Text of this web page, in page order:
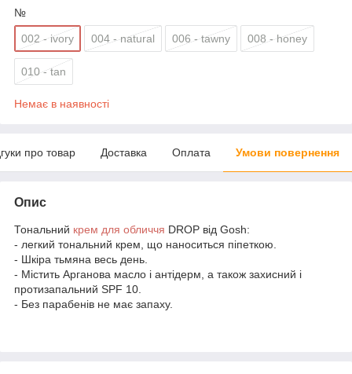
№
002 - ivory 004 - natural 006 - tawny 008 - honey
010 - tan
Немає в наявності
про товар Доставка Оплата Умови повернення
Опис
Тональний крем для обличчя DROP від Gosh:
- легкий тональний крем, що наноситься піпеткою.
- Шкіра тьмяна весь день.
- Містить Арганова масло і антідерм, а також захисний і
протизапальний SPF 10.
- Без парабенів не має запаху.